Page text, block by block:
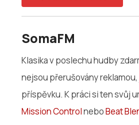
SomaFM
Klasika v poslechu hudby
nejsou přerušovány
příspěvku. K práci si ten svůj
Mission ControlneboBeat